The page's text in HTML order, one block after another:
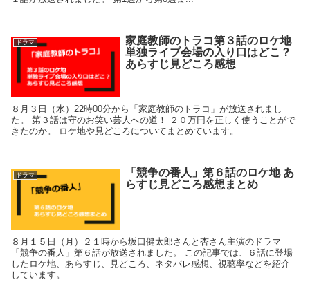
ドラマ
家庭教師のトラコ第３話のロケ地
単独ライブ会場の入り口はどこ？
あらすじ見どころ感想
８月３日（水）22時00分から「家庭教師のトラコ」が放送されまし
た。 第３話は守のお笑い芸人への道！ ２０万円を正しく使うことがで
きたのか。 ロケ地や見どころについてまとめています。
ドラマ
「競争の番人」第６話のロケ地 あ
らすじ見どころ感想まとめ
８月１５日（月）２１時から坂口健太郎さんと杏さん主演のドラマ
「競争の番人」第６話が放送されました。 この記事では、６話に登場
したロケ地、あらすじ、見どころ、ネタバレ感想、視聴率などを紹介
しています。